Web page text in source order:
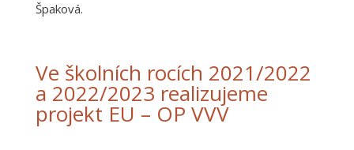
Špaková.
Ve školních rocích 2021/2022
a 2022/2023 realizujeme
projekt EU – OP VVV